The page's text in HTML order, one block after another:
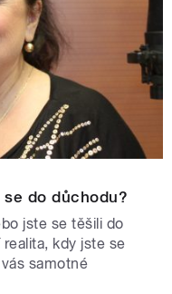
do důchodu?
jste se těšili do
kdy jste se
samotné